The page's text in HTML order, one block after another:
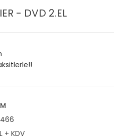
- DVD 2.EL
+ KDV